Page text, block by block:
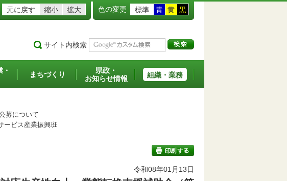
元に戻す 縮小 拡大 色の変更 標準 青 黄 黒
サイト内検索
まちづくり
県政・
お知らせ情報
組織・業務
募について
ービス産業振興班
令和08年01月13日